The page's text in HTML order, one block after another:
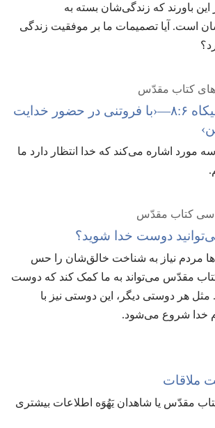
این باورند که زندگی‌شان بسته به
است.‏ آیا تصمیمات ما بر موفقیت زندگی
کتاب مقدّس
توضیح میکاه ۶:‏۸—‏‹با فروتنی در حضور خدایت
سه مورد اشاره می‌کند که خدا انتظار دارد ما
کتاب مقدّس
دوست خدا شوید؟‏
مردم نیاز به شناخت خالق‌شان را حس
مقدّس می‌تواند به ما کمک کند که دوست
مثل هر دوستی دیگر،‏ این دوستی نیز با
خدا شروع می‌شود.‏
ملاقات
مقدّس یا شاهدان یَهُوَه اطلاعات بیشتری